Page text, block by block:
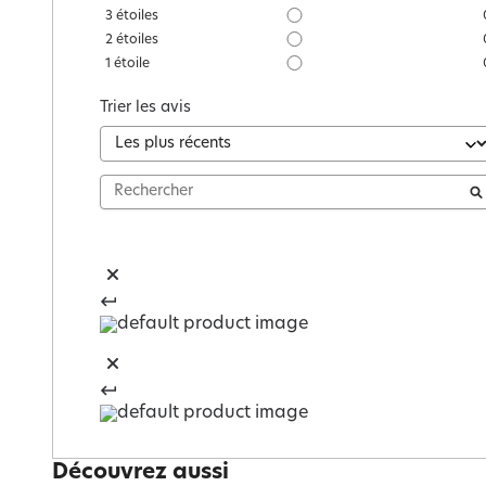
3 étoiles
2 étoiles
1 étoile
Trier les avis
Découvrez aussi